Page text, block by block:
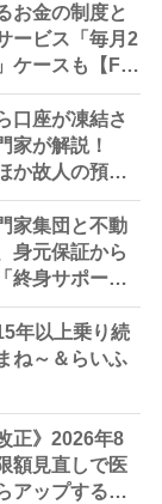
お金の制度と
ービス「毎月2
ケースも【FP
口座が凍結さ
家が解説！
か故人の預金
ービス
家集団と不動
身元保証から
終身サポー
年以上乗り続
ね～＆らいふ
正》2026年8
額見直しで医
アップする？